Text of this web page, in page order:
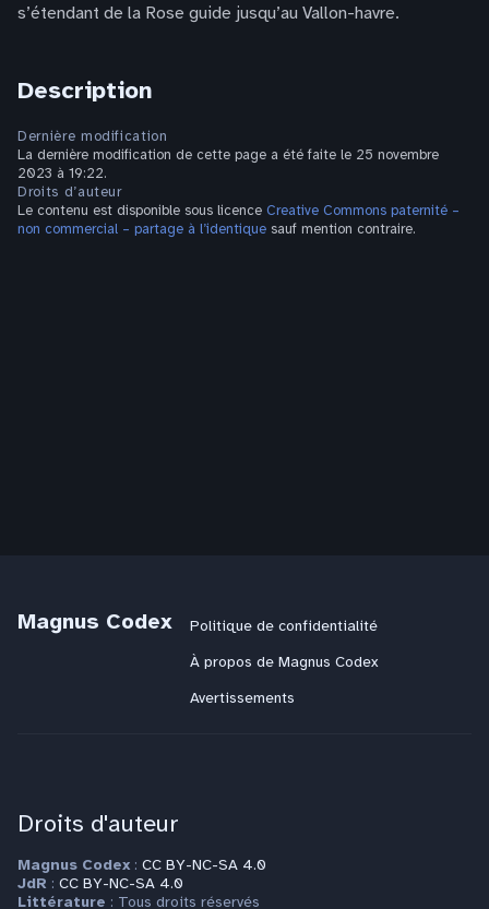
s’étendant de la Rose guide jusqu’au Vallon-havre.
Description
Dernière modification
La dernière modification de cette page a été faite le 25 novembre
2023 à 19:22.
Droits d’auteur
Le contenu est disponible sous licence Creative Commons paternité –
non commercial – partage à l’identique sauf mention contraire.
Magnus Codex
Politique de confidentialité
À propos de Magnus Codex
Avertissements
Droits d'auteur
Magnus Codex : CC BY-NC-SA 4.0
JdR : CC BY-NC-SA 4.0
Littérature : Tous droits réservés